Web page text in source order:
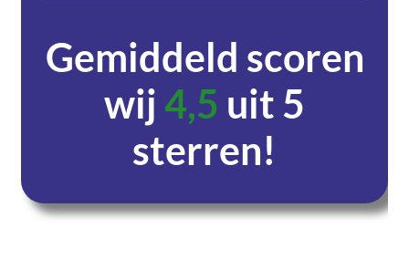
Gemiddeld scoren
wij4,5 uit 5
sterren!